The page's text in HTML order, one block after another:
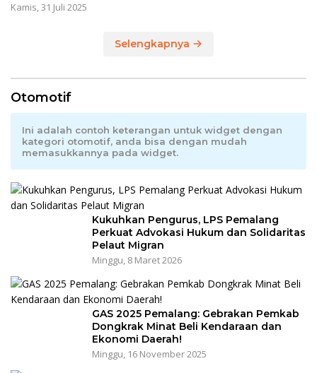
Kamis, 31 Juli 2025
Selengkapnya
Otomotif
Ini adalah contoh keterangan untuk widget dengan
kategori otomotif, anda bisa dengan mudah
memasukkannya pada widget.
Kukuhkan Pengurus, LPS Pemalang
Perkuat Advokasi Hukum dan Solidaritas
Pelaut Migran
Minggu, 8 Maret 2026
GAS 2025 Pemalang: Gebrakan Pemkab
Dongkrak Minat Beli Kendaraan dan
Ekonomi Daerah!
Minggu, 16 November 2025